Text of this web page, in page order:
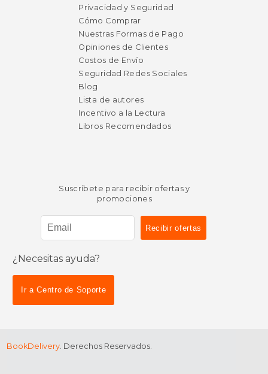
Privacidad y Seguridad
Cómo Comprar
Nuestras Formas de Pago
Opiniones de Clientes
Costos de Envío
Seguridad Redes Sociales
Blog
Lista de autores
Incentivo a la Lectura
Libros Recomendados
Suscríbete para recibir ofertas y
promociones
¿Necesitas ayuda?
Ir a Centro de Soporte
BookDelivery . Derechos Reservados.